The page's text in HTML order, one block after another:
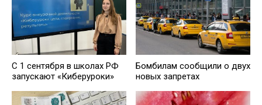
С 1 сентября в школах РФ
запускают «Киберуроки»
Бомбилам сообщили о двух
новых запретах